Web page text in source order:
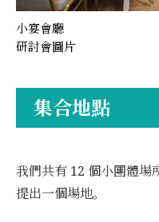
小宴會廳
研討會圖片
集合地點
我們共有 12 個小團體場
提出一個場地。